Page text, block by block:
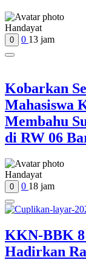
Handayat
0 0 13 jam
Kobarkan
Mahasiswa
Membahu
di RW 06
Handayat
0 0 18 jam
KKN-BBK
Hadirkan